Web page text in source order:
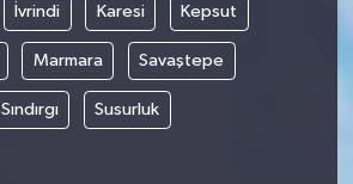
İvrindi Karesi Kepsut
Marmara Savaştepe
Sındırgı Susurluk